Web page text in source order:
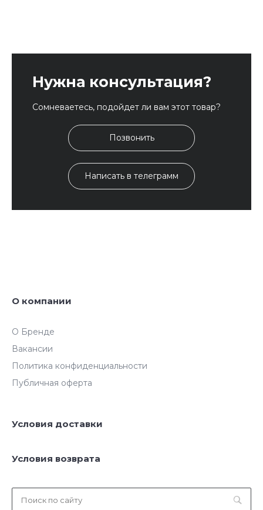
Нужна консультация?
Сомневаетесь, подойдет ли вам этот товар?
Позвонить
Написать в телеграмм
О компании
О Бренде
Вакансии
Политика конфиденциальности
Публичная оферта
Условия доставки
Условия возврата